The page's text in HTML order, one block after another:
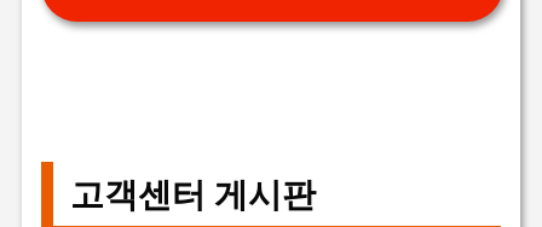
고객센터 게시판